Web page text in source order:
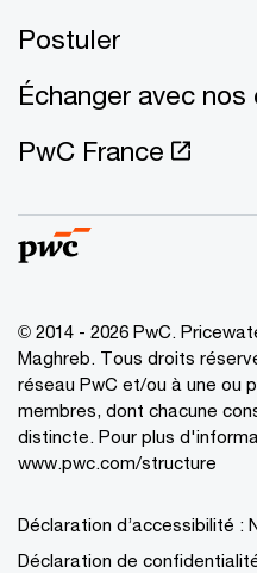
Postuler
Échanger avec
PwC France
© 2014 - 2026 PwC.
Maghreb. Tous droits
réseau PwC et/ou à une ou
membres, dont chacune
distincte. Pour plus
www.pwc.com/structure
Déclaration d’accessibilité :
Déclaration de